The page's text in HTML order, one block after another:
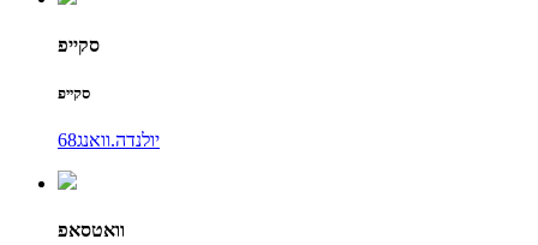
סקייפ
סקייפ
יולנדה.וואנג68
וואטסאפ